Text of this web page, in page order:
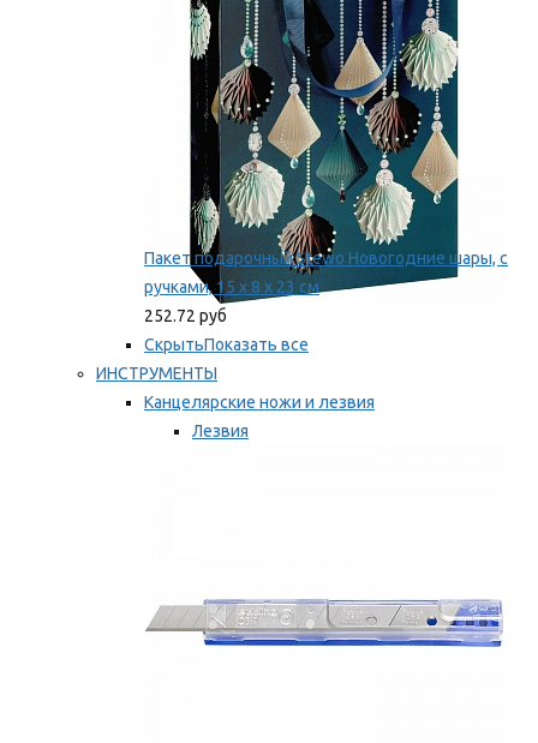
Пакет подарочный Stewo Новогодние шары, с
ручками, 15 х 8 х 23 см
252.72 руб
СкрытьПоказать все
ИНСТРУМЕНТЫ
Канцелярские ножи и лезвия
Лезвия